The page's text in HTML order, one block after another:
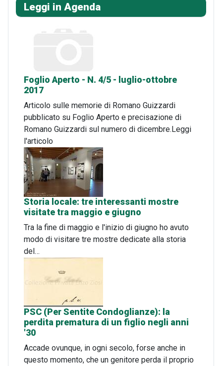
Leggi in Agenda
Foglio Aperto - N. 4/5 - luglio-ottobre
2017
Articolo sulle memorie di Romano Guizzardi
pubblicato su Foglio Aperto e precisazione di
Romano Guizzardi sul numero di dicembre.Leggi
l'articolo
Storia locale: tre interessanti mostre
visitate tra maggio e giugno
Tra la fine di maggio e l'inizio di giugno ho avuto
modo di visitare tre mostre dedicate alla storia
del…
PSC (Per Sentite Condoglianze): la
perdita prematura di un figlio negli anni
'30
Accade ovunque, in ogni secolo, forse anche in
questo momento, che un genitore perda il proprio